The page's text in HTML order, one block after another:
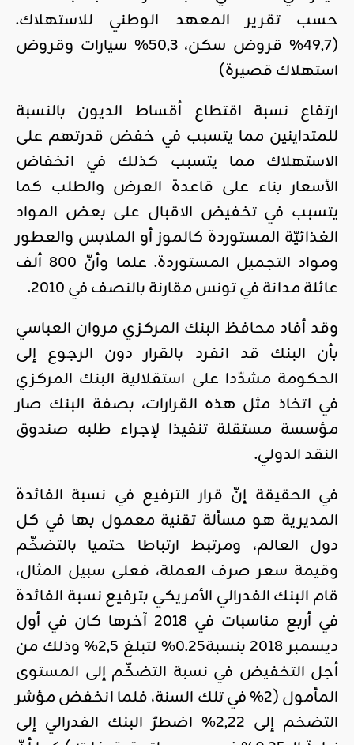
حسب تقرير المعهد الوطني للاستهلاك.
(49,7% قروض سكن، 50,3% سيارات وقروض
استهلاك قصيرة)
ارتفاع نسبة اقتطاع أقساط الديون بالنسبة
للمتداينين مما يتسبب في خفض قدرتهم على
الاستهلاك مما يتسبب كذلك في انخفاض
الأسعار بناء على قاعدة العرض والطلب كما
يتسبب في تخفيض الاقبال على بعض المواد
الغذائيّة المستوردة كالموز أو الملابس والعطور
ومواد التجميل المستوردة. علما وأنّ 800 ألف
عائلة مدانة في تونس مقارنة بالنصف في 2010.
وقد أفاد محافظ البنك المركزي مروان العباسي
بأن البنك قد انفرد بالقرار دون الرجوع إلى
الحكومة مشدّدا على استقلالية البنك المركزي
في اتخاذ مثل هذه القرارات، بصفة البنك صار
مؤسسة مستقلة تنفيذا لإجراء طلبه صندوق
النقد الدولي.
في الحقيقة إنّ قرار الترفيع في نسبة الفائدة
المديرية هو مسألة تقنية معمول بها في كل
دول العالم، ومرتبط ارتباطا حتميا بالتضخّم
وقيمة سعر صرف العملة، فعلى سبيل المثال،
قام البنك الفدرالي الأمريكي بترفيع نسبة الفائدة
في أربع مناسبات في 2018 آخرها كان في أول
ديسمبر 2018 بنسبة0.25% لتبلغ 2,5% وذلك من
أجل التخفيض في نسبة التضخّم إلى المستوى
المأمول (2% في تلك السنة، فلما انخفض مؤشر
التضخم إلى 2,22% اضطرّ البنك الفدرالي إلى